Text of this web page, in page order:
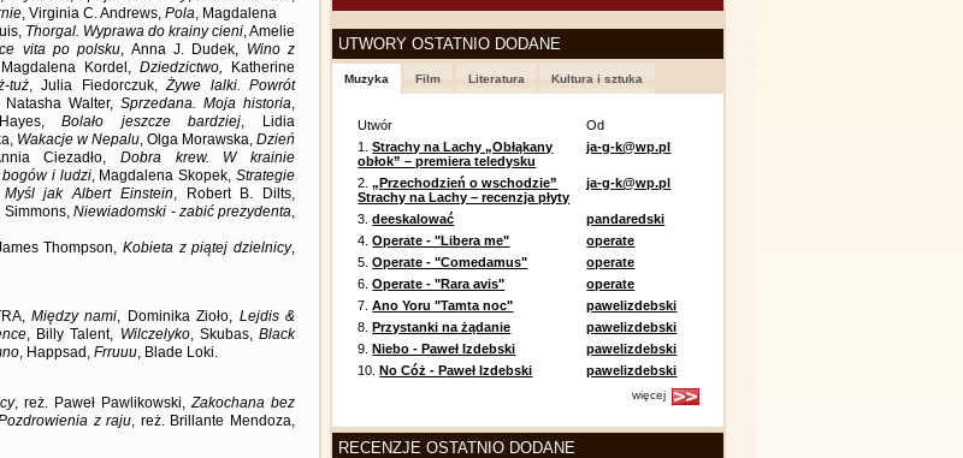
, Virginia C. Andrews, Pola, Magdalena
Thorgal. Wyprawa do krainy cieni, Amelie
vita po polsku, Anna J. Dudek, Wino z
Kordel, Dziedzictwo, Katherine
tuż, Julia Fiedorczuk,Żywe lalki. Powrót
Natasha Walter, Sprzedana. Moja historia,
Bolało jeszcze bardziej, Lidia
Wakacje w Nepalu, Olga Morawska, Dzień
Ciezadło, Dobra krew. W krainie
bogów i ludzi, Magdalena Skopek, Strategie
Myśl jak Albert Einstein, Robert B. Dilts,
Simmons,Niewiadomski - zabić prezydenta,
Thompson, Kobieta z piątej dzielnicy,
Między nami, Dominika Zioło, Lejdis &
, Billy Talent, Wilczelyko, Skubas,Black
, Happsad, Frruuu, Blade Loki.
, reż. Paweł Pawlikowski,Zakochana bez
z raju, reż. Brillante Mendoza,
UTWORY OSTATNIO DODANE
Muzyka Film Literatura Kultura i sztuka
Utwór
Od
1.Strachy na Lachy „Obłąkany
obłok” – premiera teledysku
ja-g-k@wp.pl
2.„Przechodzień o wschodzie”
Strachy na Lachy – recenzja płyty
ja-g-k@wp.pl
3.deeskalować
pandaredski
4.Operate - "Libera me"
operate
5.Operate - "Comedamus"
operate
6.Operate - "Rara avis"
operate
7.Ano Yoru "Tamta noc"
pawelizdebski
8.Przystanki na żądanie
pawelizdebski
9.Niebo - Paweł Izdebski
pawelizdebski
10.No Cóż - Paweł Izdebski pawelizdebski
więcej
RECENZJE OSTATNIO DODANE